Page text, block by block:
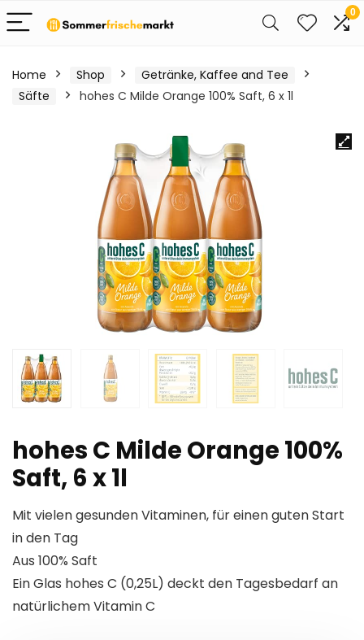
0
Home Shop
Getränke, Kaffee and Tee
Säfte
hohes C Milde Orange 100% Saft, 6 x 1l
hohes C Milde Orange 100%
Saft, 6 x 1l
Mit vielen gesunden Vitaminen, für einen guten Start
in den Tag
Aus 100% Saft
Ein Glas hohes C (0,25L) deckt den Tagesbedarf an
natürlichem Vitamin C